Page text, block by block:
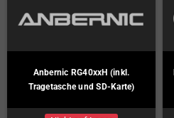
Anbernic RG40xxH (inkl.
Tragetasche und SD-Karte)